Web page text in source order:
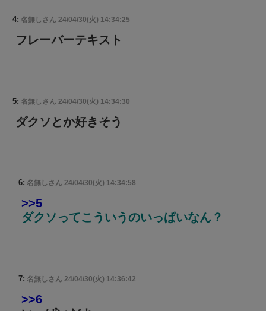
4: 名無しさん 24/04/30(火) 14:34:25
フレーバーテキスト
5: 名無しさん 24/04/30(火) 14:34:30
ダクソとか好きそう
6: 名無しさん 24/04/30(火) 14:34:58
>>5
ダクソってこういうのいっぱいなん？
7: 名無しさん 24/04/30(火) 14:36:42
>>6